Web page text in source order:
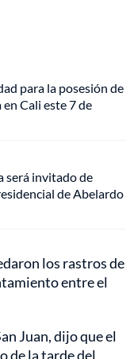
para la posesión de
Cali este 7 de
será invitado de
de Abelardo
los rastros de
entre el
Juan, dijo que el
de la tarde del